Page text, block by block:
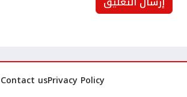
Privacy Policy
Contact us